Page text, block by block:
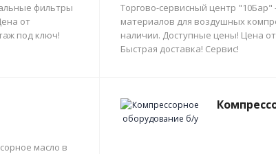
фильтры
от
под ключ!
Торгово-сервисный центр
материалов для воздушных
наличии. Доступные цены! Цена
Быстрая доставка! Сервис!
масло в